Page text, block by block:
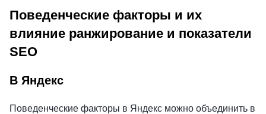
Поведенческие факторы и их
влияние ранжирование и показатели
SEO
В Яндекс
Поведенческие факторы в Яндекс можно объединить в